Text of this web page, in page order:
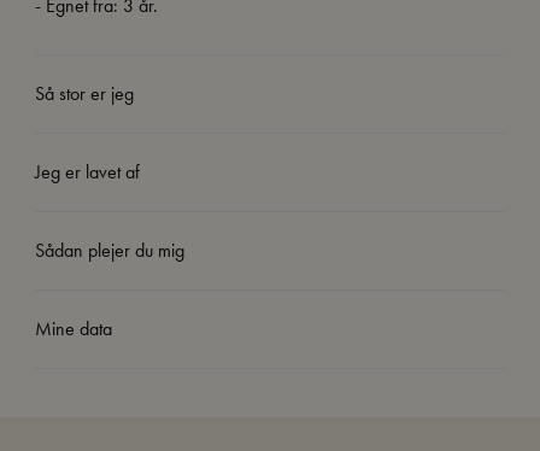
- Egnet fra: 3 år.
Så stor er jeg
Jeg er lavet af
Sådan plejer du mig
Mine data